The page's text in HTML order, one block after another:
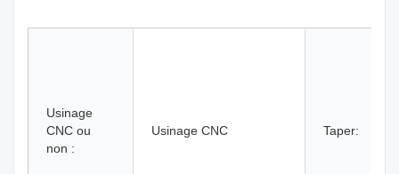
Usinage
CNC ou
non :
Usinage CNC Taper: